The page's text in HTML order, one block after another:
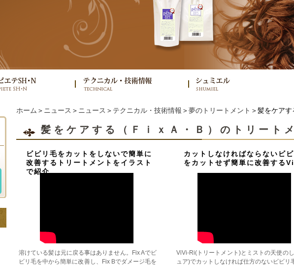
ホーム ＞ ニュース ＞ ニュース ＞ テクニカル・技術情報 ＞夢のトリートメント ＞髪をケア
髪をケアする（ＦｉｘＡ・Ｂ）のトリート
ビビリ毛をカットをしないで簡単に
改善するトリートメントをイラスト
で紹介
溶けている髪は元に戻る事はありません。Fix Aでビ
ビリ毛を中から簡単に改善し、Fix Bでダメージ毛を
カットしなければならないビ
をカットせず簡単に改善する
ViVi-Ri(トリートメント)とミストの天使の
ュア)でカットしなければ仕方のないビビリ